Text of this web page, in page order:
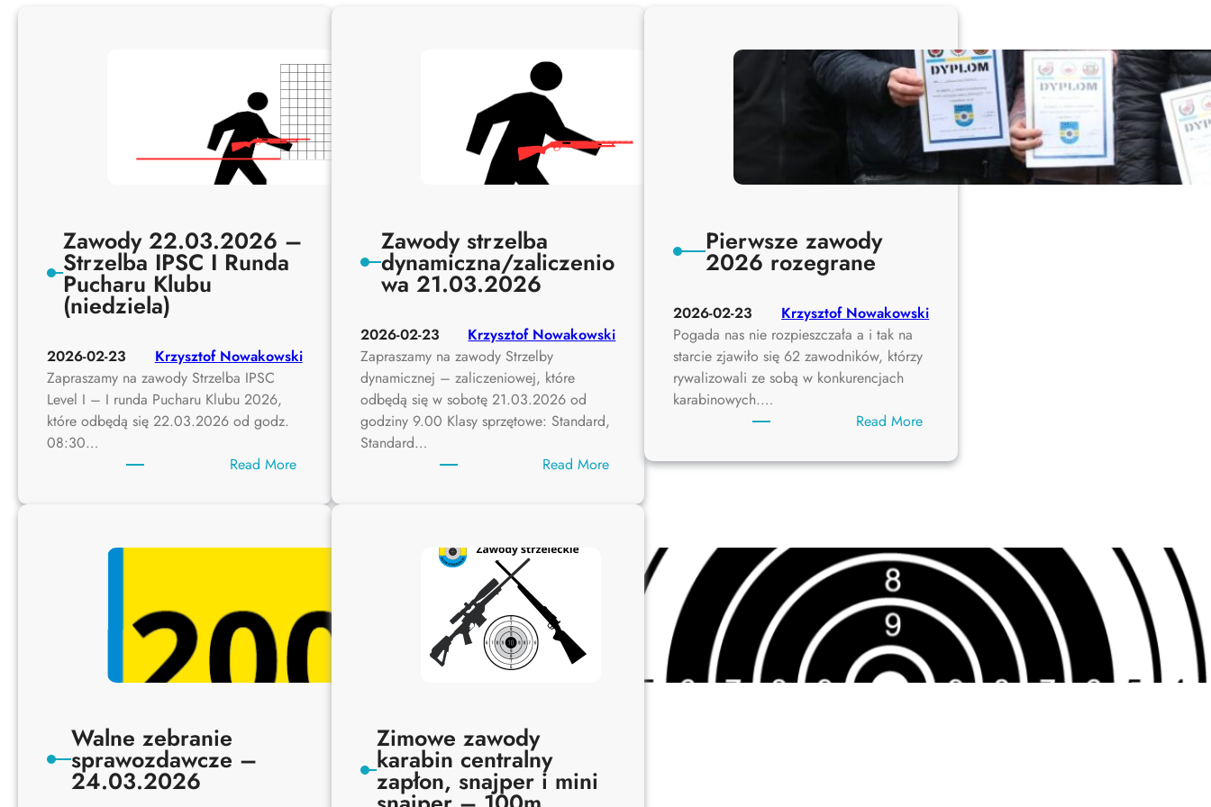
Zawody 22.03.2026 –
Strzelba IPSC I Runda
Pucharu Klubu
(niedziela)
2026-02-23
Krzysztof Nowakowski
Zapraszamy na zawody Strzelba IPSC
Level I – I runda Pucharu Klubu 2026,
które odbędą się 22.03.2026 od godz.
08:30…
Read More:
22.03.2026
Strzelba
Runda
Pucharu
Klubu
(niedziela)
Zawody strzelba
dynamiczna/zaliczenio
wa 21.03.2026
2026-02-23
Krzysztof Nowakowski
Zapraszamy na zawody Strzelby
dynamicznej – zaliczeniowej, które
odbędą się w sobotę 21.03.2026 od
godziny 9.00 Klasy sprzętowe: Standard,
Standard…
Read More:
strzelba
21.03.2026
Pierwsze zawody
2026 rozegrane
2026-02-23
Krzysztof Nowakowski
Pogada nas nie rozpieszczała a i tak na
starcie zjawiło się 62 zawodników, którzy
rywalizowali ze sobą w konkurencjach
karabinowych.…
Read More:
zawody
Walne zebranie
sprawozdawcze –
24.03.2026
Zimowe zawody
karabin centralny
zapłon, snajper i mini